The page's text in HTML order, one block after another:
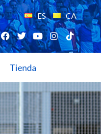
ES CA
Tienda